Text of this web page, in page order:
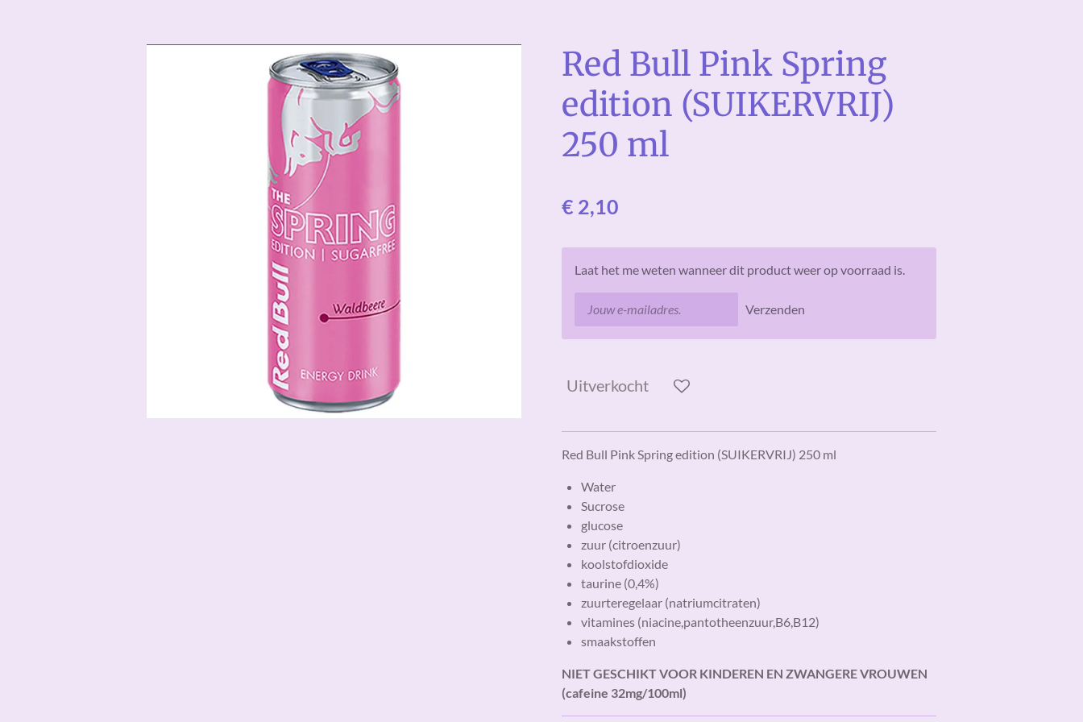
Red Bull Pink Spring
edition (SUIKERVRIJ)
250 ml
€ 2,10
Laat het me weten wanneer dit product weer op voorraad is.
Verzenden
Uitverkocht
Red Bull Pink Spring edition (SUIKERVRIJ) 250 ml
Water
Sucrose
glucose
zuur (citroenzuur)
koolstofdioxide
taurine (0,4%)
zuurteregelaar (natriumcitraten)
vitamines (niacine,pantotheenzuur,B6,B12)
smaakstoffen
NIET GESCHIKT VOOR KINDEREN EN ZWANGERE VROUWEN
(cafeine 32mg/100ml)